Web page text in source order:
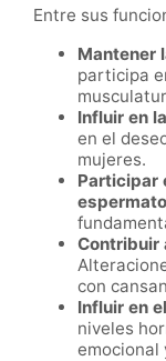
Entre sus
Mantener
participa
Influir en
en el
mujeres.
Participar
Contribuir
con
Influir en
niveles
emocional